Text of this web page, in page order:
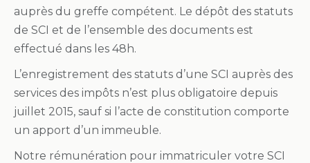
auprès du greffe compétent. Le dépôt des statuts
de SCI et de l’ensemble des documents est
effectué dans les 48h.
L’enregistrement des statuts d’une SCI auprès des
services des impôts n’est plus obligatoire depuis
juillet 2015, sauf si l’acte de constitution comporte
un apport d’un immeuble.
Notre rémunération pour immatriculer votre SCI